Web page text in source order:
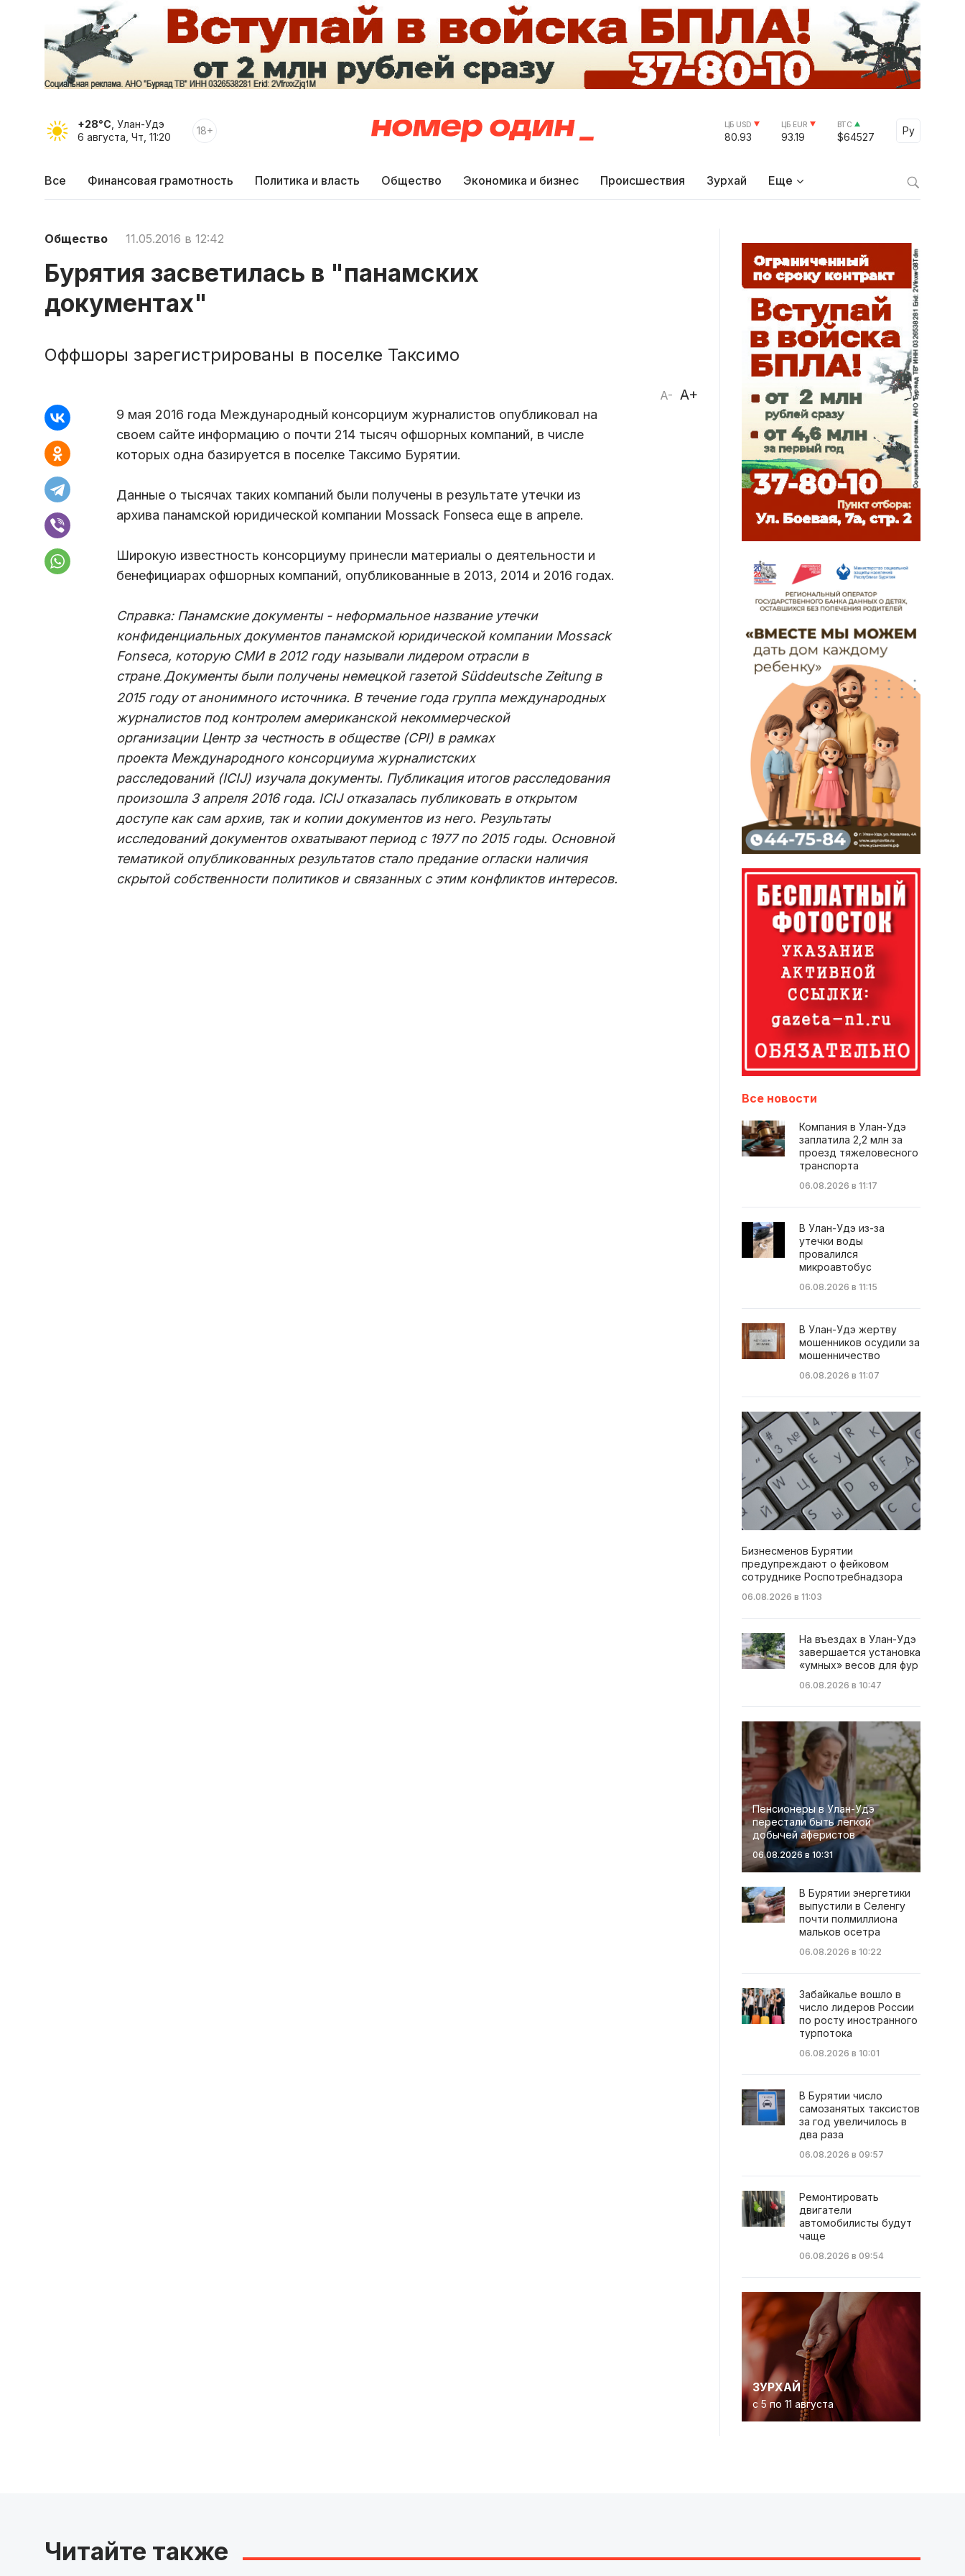
+28°C , Улан-Удэ
6 августа, Чт, 11:20
18+ ЦБ USD
80.93
ЦБ EUR
93.19
BTC
$64527
Ру
Select
Все Финансовая грамотность Политика и власть Общество Экономика и бизнес Происшествия Зурхай Еще
Общество 11.05.2016 в 12:42
Бурятия засветилась в "панамских
документах"
Оффшоры зарегистрированы в поселке Таксимо
A- A+
9 мая 2016 года Международный консорциум журналистов опубликовал на
своем сайте информацию о почти 214 тысяч офшорных компаний, в числе
которых одна базируется в поселке Таксимо Бурятии.
Данные о тысячах таких компаний были получены в результате утечки из
архива панамской юридической компании Mossack Fonseca еще в апреле.
Широкую известность консорциуму принесли материалы о деятельности и
бенефициарах офшорных компаний, опубликованные в 2013, 2014 и 2016 годах.
Справка: Панамские документы - неформальное название утечки
конфиденциальных документов панамской юридической компании Mossack
Fonseca, которую СМИ в 2012 году называли лидером отрасли в
стране. Документы были получены немецкой газетой Süddeutsche Zeitung в
2015 году от анонимного источника. В течение года группа международных
журналистов под контролем американской некоммерческой
организации Центр за честность в обществе (CPI) в рамках
проекта Международного консорциума журналистских
расследований (ICIJ) изучала документы. Публикация итогов расследования
произошла 3 апреля 2016 года. ICIJ отказалась публиковать в открытом
доступе как сам архив, так и копии документов из него. Результаты
исследований документов охватывают период с 1977 по 2015 годы. Основной
тематикой опубликованных результатов стало предание огласки наличия
скрытой собственности политиков и связанных с этим конфликтов интересов.
Все новости
Компания в Улан-Удэ
заплатила 2,2 млн за
проезд тяжеловесного
транспорта
06.08.2026 в 11:17
В Улан-Удэ из-за
утечки воды
провалился
микроавтобус
06.08.2026 в 11:15
В Улан-Удэ жертву
мошенников осудили за
мошенничество
06.08.2026 в 11:07
Бизнесменов Бурятии
предупреждают о фейковом
сотруднике Роспотребнадзора
06.08.2026 в 11:03
На въездах в Улан-Удэ
завершается установка
«умных» весов для фур
06.08.2026 в 10:47
Пенсионеры в Улан-Удэ
перестали быть легкой
добычей аферистов
06.08.2026 в 10:31
В Бурятии энергетики
выпустили в Селенгу
почти полмиллиона
мальков осетра
06.08.2026 в 10:22
Забайкалье вошло в
число лидеров России
по росту иностранного
турпотока
06.08.2026 в 10:01
В Бурятии число
самозанятых таксистов
за год увеличилось в
два раза
06.08.2026 в 09:57
Ремонтировать
двигатели
автомобилисты будут
чаще
06.08.2026 в 09:54
ЗУРХАЙ
с 5 по 11 августа
Читайте также